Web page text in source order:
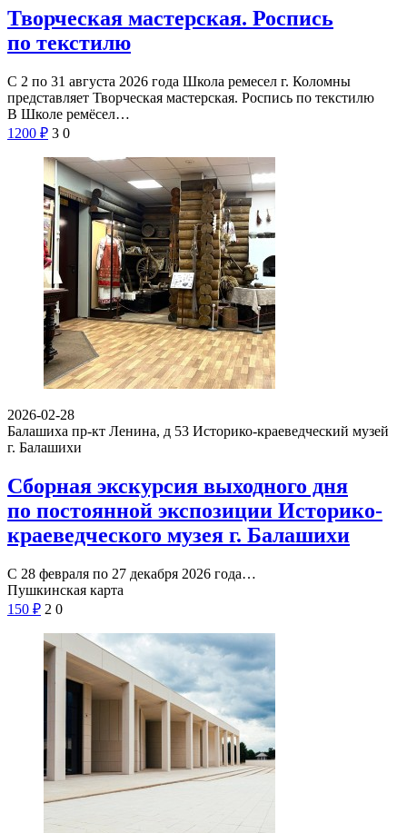
Творческая мастерская. Роспись
по текстилю
С 2 по 31 августа 2026 года Школа ремесел г. Коломны
представляет Творческая мастерская. Роспись по текстилю
В Школе ремёсел…
1200 ₽ 3 0
2026-02-28
Балашиха пр-кт Ленина, д 53 Историко-краеведческий музей
г. Балашихи
Сборная экскурсия выходного дня
по постоянной экспозиции Историко-
краеведческого музея г. Балашихи
С 28 февраля по 27 декабря 2026 года…
Пушкинская карта
150 ₽ 2 0